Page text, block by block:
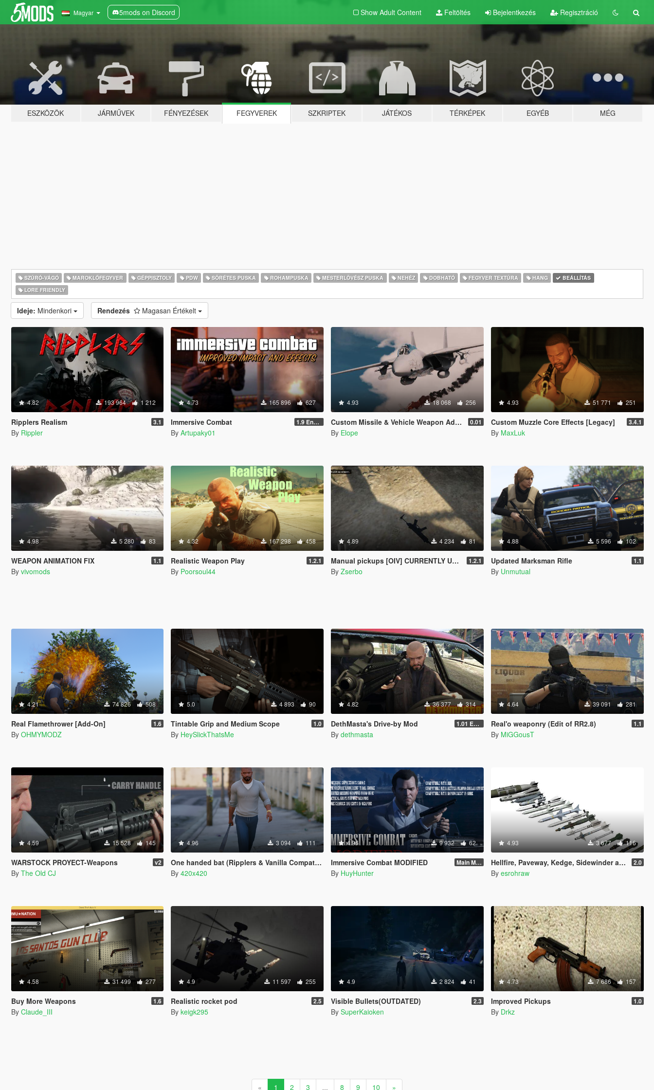
Magyar 5mods on Discord Show Adult Content Feltöltés Bejelentkezés Regisztráció
ESZKÖZÖK JÁRMŰVEK FÉNYEZÉSEK FEGYVEREK SZKRIPTEK JÁTÉKOS TÉRKÉPEK EGYÉB MÉG
SZÚRÓ-VÁGÓ MAROKLŐFEGYVER GÉPPISZTOLY PDW SÖRÉTES PUSKA ROHAMPUSKA MESTERLÖVÉSZ PUSKA NEHÉZ DOBHATÓ FEGYVER TEXTÚRA HANG
BEÁLLÍTÁS
LORE FRIENDLY
Ideje: Mindenkori Rendezés Magasan Értékelt
4.82 193 964 1 212
Ripplers Realism 3.1
By Rippler
4.73 165 896 627
Immersive Combat 1.9 Enchanced
By Artupaky01
4.93 18 068 256
Custom Missile & Vehicle Weapon Add-On Pack 0.01
By Elope
4.93 51 771 251
Custom Muzzle Core Effects [Legacy] 3.4.1
By MaxLuk
4.98 5 280 83
WEAPON ANIMATION FIX 1.1
By vivomods
4.32 167 298 458
Realistic Weapon Play 1.2.1
By Poorsoul44
4.89 4 234 81
Manual pickups [OIV] CURRENTLY UNSUPPORTED 1.2.1
By Zserbo
4.88 5 596 102
Updated Marksman Rifle 1.1
By Unmutual
4.21 74 826 508
Real Flamethrower [Add-On] 1.6
By OHMYMODZ
5.0 4 893 90
Tintable Grip and Medium Scope 1.0
By HeySlickThatsMe
4.82 36 377 314
DethMasta's Drive-by Mod 1.01 Extreme Version
By dethmasta
4.64 39 091 281
Real'o weaponry (Edit of RR2.8) 1.1
By MiGGousT
4.59 15 528 145
WARSTOCK PROYECT-Weapons v2
By The Old CJ
4.96 3 094 111
One handed bat (Ripplers & Vanilla Compatibility)
By 420x420
4.96 9 932 62
Immersive Combat MODIFIED Main Mod 1.8.4
By HuyHunter
4.93 3 677 116
Hellfire, Paveway, Kedge, Sidewinder and Tiayan Vehicle Weapons 2.0
By esrohraw
4.58 31 499 277
Buy More Weapons 1.6
By Claude_III
4.9 11 597 255
Realistic rocket pod 2.5
By keigk295
4.9 2 824 41
Visible Bullets(OUTDATED) 2.3
By SuperKaioken
4.73 7 686 157
Improved Pickups 1.0
By Drkz
« 1 2 3 ... 8 9 10 »